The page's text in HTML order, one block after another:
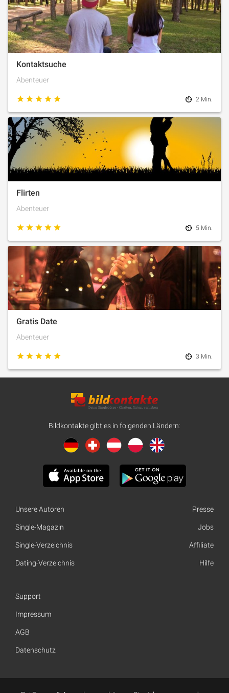
Kontaktsuche
Abenteuer
2 Min.
Flirten
Abenteuer
5 Min.
Gratis Date
Abenteuer
3 Min.
Bildkontakte gibt es in folgenden Ländern:
Unsere Autoren
Single-Magazin
Single-Verzeichnis
Dating-Verzeichnis
Presse
Jobs
Affiliate
Hilfe
Support
Impressum
AGB
Datenschutz